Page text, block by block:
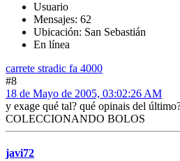
Usuario
Mensajes: 62
Ubicación: San Sebastián
En línea
carrete stradic fa 4000
#8
18 de Mayo de 2005, 03:02:26 AM
y exage qué tal? qué opinais del
COLECCIONANDO BOLOS
javi72